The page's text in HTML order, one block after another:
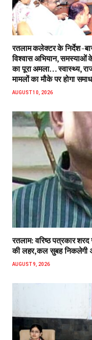
रतलाम कलेक्टर के निर्देश -
विश्वास अभियान, समस्याओं
का पूरा अमला… स्वास्थ्य,
मामलों का मौके पर होगा
AUGUST 10, 2026
रतलाम: वरिष्ठ पत्रकार
की लहर,कल सुबह निकलेगी
AUGUST 9, 2026